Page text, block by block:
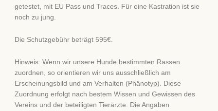
getestet, mit EU Pass und Traces. Für eine Kastration ist sie
noch zu jung.
Die Schutzgebühr beträgt 595€.
Hinweis: Wenn wir unsere Hunde bestimmten Rassen
zuordnen, so orientieren wir uns ausschließlich am
Erscheinungsbild und am Verhalten (Phänotyp). Diese
Zuordnung erfolgt nach bestem Wissen und Gewissen des
Vereins und der beteiligten Tierärzte. Die Angaben